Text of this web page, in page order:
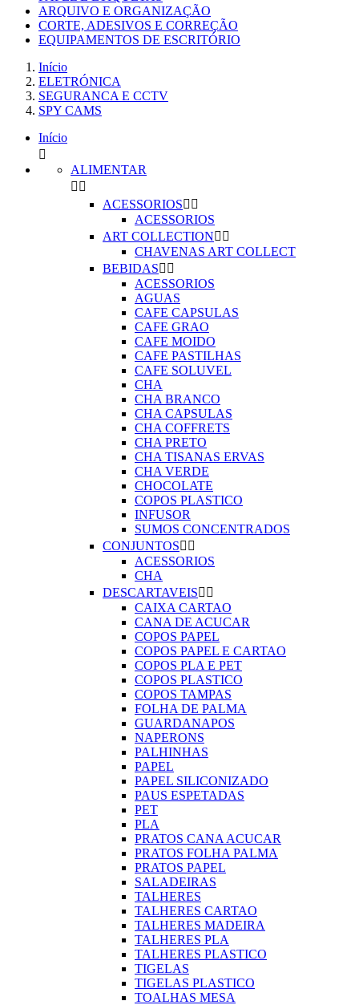
ARQUIVO E ORGANIZAÇÃO
CORTE, ADESIVOS E CORREÇÃO
EQUIPAMENTOS DE ESCRITÓRIO
Início
ELETRÓNICA
SEGURANCA E CCTV
SPY CAMS
Início

ALIMENTAR
 
ACESSORIOS 
ACESSORIOS
ART COLLECTION 
CHAVENAS ART COLLECT
BEBIDAS 
ACESSORIOS
AGUAS
CAFE CAPSULAS
CAFE GRAO
CAFE MOIDO
CAFE PASTILHAS
CAFE SOLUVEL
CHA
CHA BRANCO
CHA CAPSULAS
CHA COFFRETS
CHA PRETO
CHA TISANAS ERVAS
CHA VERDE
CHOCOLATE
COPOS PLASTICO
INFUSOR
SUMOS CONCENTRADOS
CONJUNTOS 
ACESSORIOS
CHA
DESCARTAVEIS 
CAIXA CARTAO
CANA DE ACUCAR
COPOS PAPEL
COPOS PAPEL E CARTAO
COPOS PLA E PET
COPOS PLASTICO
COPOS TAMPAS
FOLHA DE PALMA
GUARDANAPOS
NAPERONS
PALHINHAS
PAPEL
PAPEL SILICONIZADO
PAUS ESPETADAS
PET
PLA
PRATOS CANA ACUCAR
PRATOS FOLHA PALMA
PRATOS PAPEL
SALADEIRAS
TALHERES
TALHERES CARTAO
TALHERES MADEIRA
TALHERES PLA
TALHERES PLASTICO
TIGELAS
TIGELAS PLASTICO
TOALHAS MESA